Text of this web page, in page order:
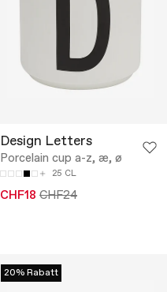
Design Letters
Porcelain cup a-z, æ, ø
25 CL
CHF18 CHF24
20% Rabatt